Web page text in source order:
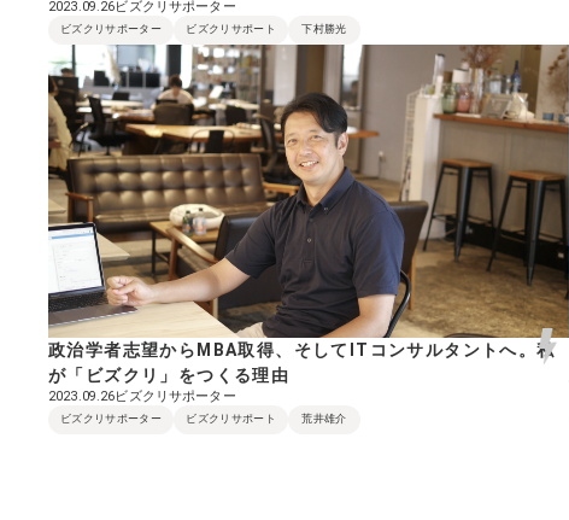
2023.09.26ビズクリサポーター
ビズクリサポーター ビズクリサポート 下村勝光
政治学者志望からMBA取得、そしてITコンサルタントへ。私
が「ビズクリ」をつくる理由
2023.09.26ビズクリサポーター
ビズクリサポーター ビズクリサポート 荒井雄介